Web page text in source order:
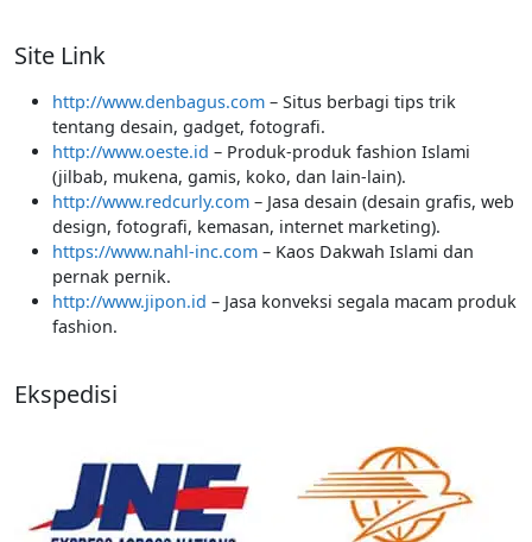
Site Link
http://www.denbagus.com – Situs berbagi tips trik
tentang desain, gadget, fotografi.
http://www.oeste.id – Produk-produk fashion Islami
(jilbab, mukena, gamis, koko, dan lain-lain).
http://www.redcurly.com – Jasa desain (desain grafis, web
design, fotografi, kemasan, internet marketing).
https://www.nahl-inc.com – Kaos Dakwah Islami dan
pernak pernik.
http://www.jipon.id – Jasa konveksi segala macam produk
fashion.
Ekspedisi